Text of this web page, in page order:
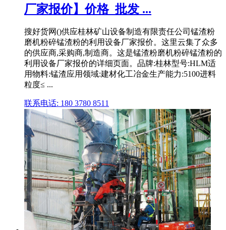
厂家报价】价格_批发 ...
搜好货网()供应桂林矿山设备制造有限责任公司锰渣粉
磨机粉碎锰渣粉的利用设备厂家报价。这里云集了众多
的供应商,采购商,制造商。这是锰渣粉磨机粉碎锰渣粉的
利用设备厂家报价的详细页面。品牌:桂林型号:HLM适
用物料:锰渣应用领域:建材化工冶金生产能力:5100进料
粒度≤ ...
联系电话: 180 3780 8511